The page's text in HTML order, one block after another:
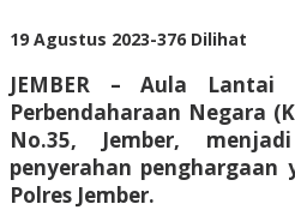
19 Agustus 2023oleh
-376 Dilihat
JEMBER – Aula Lantai
Perbendaharaan Negara
No.35, Jember,
penyerahan penghargaan
Polres Jember.